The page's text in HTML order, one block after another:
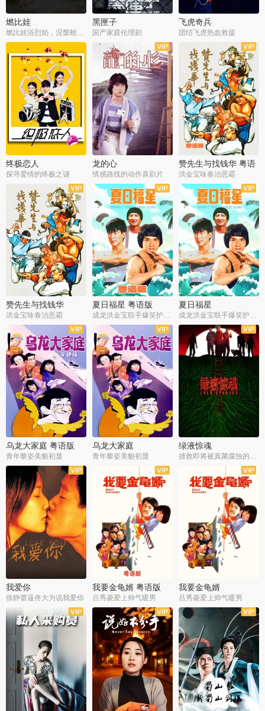
燃比娃
燃比娃浴烈焰，涅槃蜕变成人
黑匣子
国产家庭伦理剧
飞虎奇兵
团结飞虎热血救援
终极恋人
探寻爱情的终极之谜
龙的心
情感路线的动作喜剧片
赞先生与找钱华 粤语
版
洪金宝咏春治恶霸
赞先生与找钱华
洪金宝咏春治恶霸
夏日福星 粤语版
成龙洪金宝联手爆笑护美女
夏日福星
成龙洪金宝联手爆笑护美女
乌龙大家庭 粤语版
青年黎姿美貌初显
乌龙大家庭
青年黎姿美貌初显
绿液惊魂
拯救即将被真菌腐蚀的世界
我爱你
徐静蕾逼佟大为说我爱你
我要金龟婿 粤语版
吕秀菱爱上帅气暖男
我要金龟婿
吕秀菱爱上帅气暖男